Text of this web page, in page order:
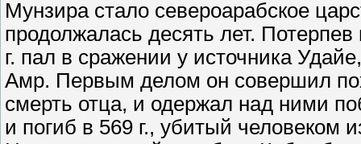
Мунзира стало североарабское
продолжалась десять лет.
г. пал в сражении у источника
Амр. Первым делом он совершил
смерть отца, и одержал над ними
и погиб в 569 г., убитый человеком